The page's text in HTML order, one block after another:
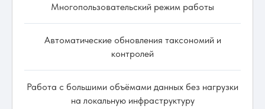
Многопользовательский режим работы
Автоматические обновления таксономий и
контролей
Работа с большими объёмами данных без нагрузки
на локальную инфраструктуру